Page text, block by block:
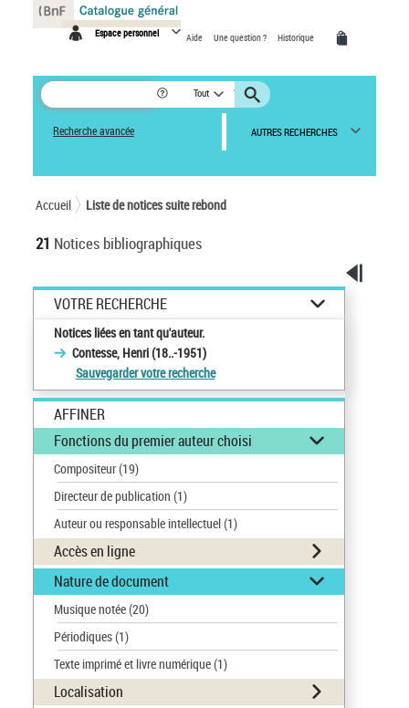
Espace personnel Aide Une question ? Historique
Tout
Recherche avancée AUTRES RECHERCHES
Accueil Liste de notices suite rebond
21 Notices bibliographiques
VOTRE RECHERCHE
Notices liées en tant qu'auteur.
Contesse, Henri (18..-1951)
Sauvegarder votre recherche
AFFINER
Fonctions du premier auteur choisi
Compositeur(19)
Directeur de publication (1)
Auteur ou responsable intellectuel(1)
Accès en ligne
Nature de document
Musique notée(20)
Périodiques(1)
Texte imprimé et livre numérique(1)
Localisation
Panneau de gestion des cookies